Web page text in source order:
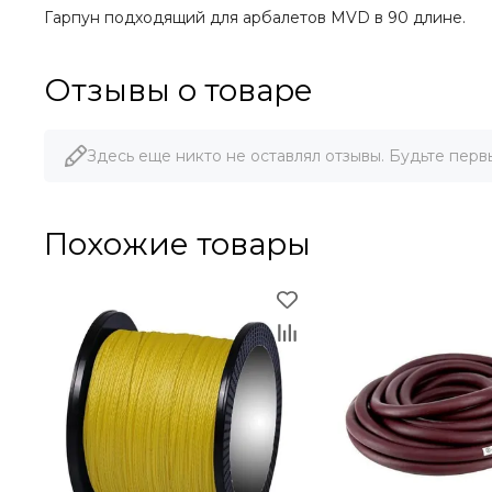
Гарпун подходящий для арбалетов MVD в 90 длине.
Отзывы о товаре
Здесь еще никто не оставлял отзывы. Будьте
Похожие товары